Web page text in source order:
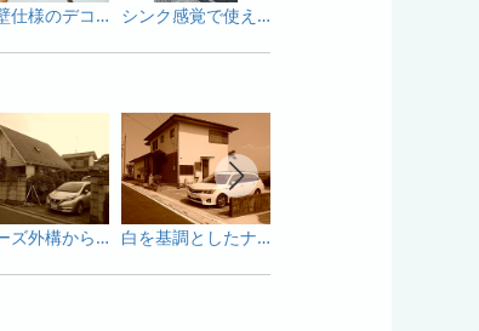
塗り壁仕様のデコレーションウォール シンク感覚で使えるオシャレな立水栓
クローズ外構からオープン外構へ生まれ変わった外構 白を基調としたナチュラルな外構